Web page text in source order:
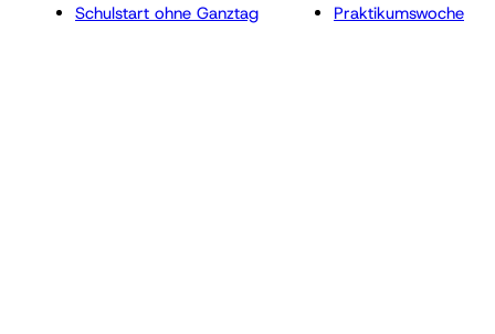
Schulstart ohne Ganztag Praktikumswoche